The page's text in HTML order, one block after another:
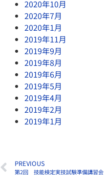
2020年10月
2020年7月
2020年1月
2019年11月
2019年9月
2019年8月
2019年6月
2019年5月
2019年4月
2019年2月
2019年1月
PREVIOUS
第2回 技能検定実技試験準備講習会